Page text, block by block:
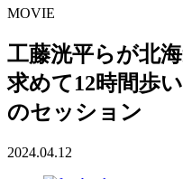
MOVIE
工藤洸平らが北
求めて12時間歩
のセッション
2024.04.12